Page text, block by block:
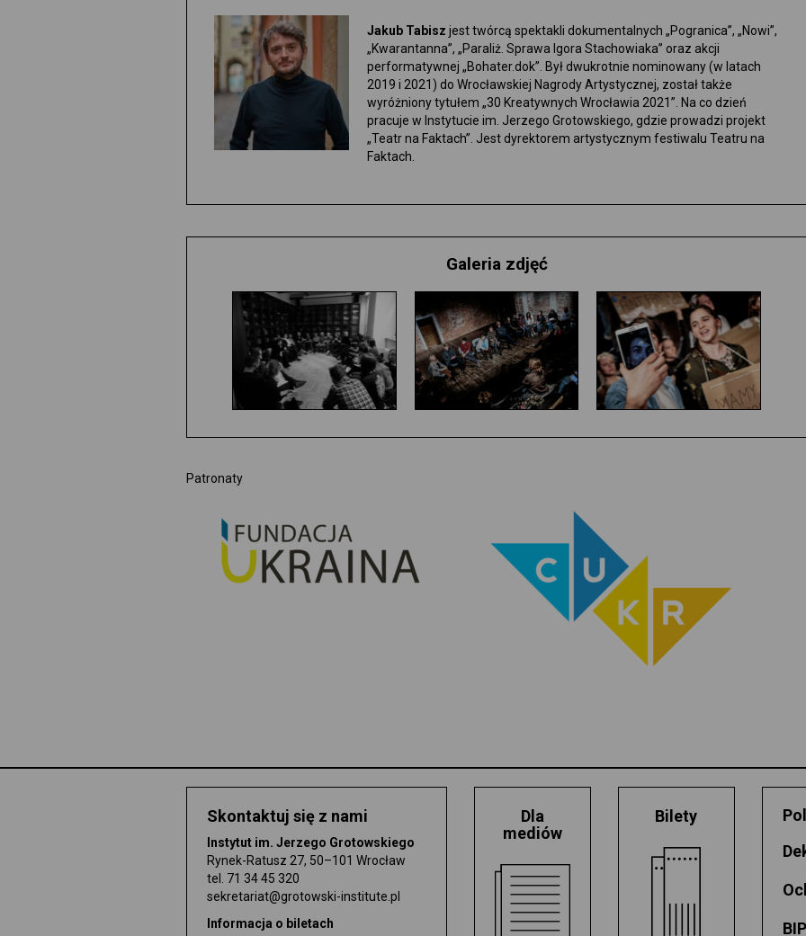
Jakub Tabisz jest twórcą spektakli dokumentalnych „Pogranica”, „Nowi”,
„Kwarantanna”, „Paraliż. Sprawa Igora Stachowiaka” oraz akcji
performatywnej „Bohater.dok”. Był dwukrotnie nominowany (w latach
2019 i 2021) do Wrocławskiej Nagrody Artystycznej, został także
wyróżniony tytułem „30 Kreatywnych Wrocławia 2021”. Na co dzień
pracuje w Instytucie im. Jerzego Grotowskiego, gdzie prowadzi projekt
„Teatr na Faktach”. Jest dyrektorem artystycznym festiwalu Teatru na
Faktach.
Galeria zdjęć
Patronaty
Skontaktuj się z nami
Instytut im. Jerzego Grotowskiego
Rynek-Ratusz 27, 50–101 Wrocław
tel. 71 34 45 320
sekretariat@grotowski-institute.pl
Informacja o biletach
Dla
mediów
Bilety
BIP